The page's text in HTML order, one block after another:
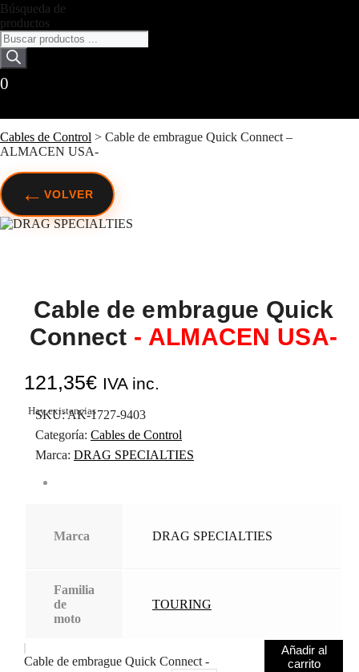
Cables de Control > Cable de embrague Quick Connect –
ALMACEN USA-
Búsqueda de
productos
0
← VOLVER
Cable de embrague Quick
Connect - ALMACEN USA-
121,35€ IVA inc.
Hay existencias
SKU:AK-1727-9403
Categoría: Cables de Control
Marca: DRAG SPECIALTIES
Marca DRAG SPECIALTIES
Familia
de
moto
TOURING
Cable de embrague Quick Connect -
Añadir al
carrito